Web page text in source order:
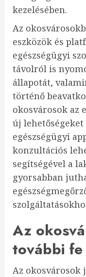
kezelésében.
Az
eszközök és
egészségügyi
távolról is
állapotát,
történő
okosvárosok az
új
egészségügyi
konzultációs
segítségével a
gyorsabban
Az
további fe
Az okosvárosok